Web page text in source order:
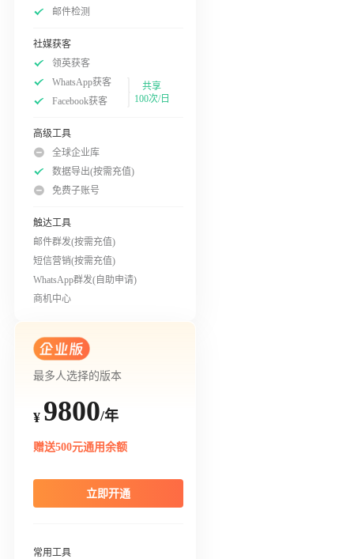
邮件检测
社媒获客
领英获客
WhatsApp获客
Facebook获客
共享
100次/日
高级工具
全球企业库
数据导出(按需充值)
免费子账号
触达工具
邮件群发(按需充值)
短信营销(按需充值)
WhatsApp群发(自助申请)
商机中心
最多人选择的版本
¥ 9800/年
赠送500元通用余额
立即开通
常用工具